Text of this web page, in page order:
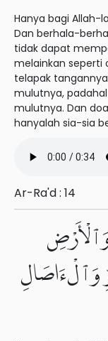
Hanya bagi Allah-
Dan berhala-
tidak dapat
melainkan seperti
telapak
mulutnya,
mulutnya. Dan
hanyalah sia-sia
Ar-Ra'd : 14
وَٱلْءَاصَالِ